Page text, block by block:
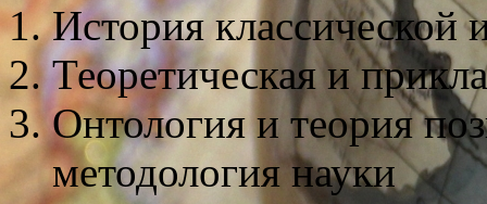
История
Теоретическая и
Онтология и теория
методология науки